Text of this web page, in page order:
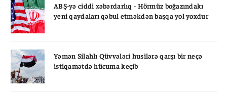
ABŞ-yə ciddi xəbərdarlıq - Hörmüz boğazındakı
yeni qaydaları qəbul etməkdən başqa yol yoxdur
Yəmən Silahlı Qüvvələri husilərə qarşı bir neçə
istiqamətdə hücuma keçib